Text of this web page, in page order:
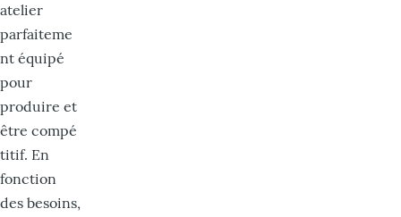
atelier
parfaiteme
nt équipé
pour
produire et
être compé
titif. En
fonction
des besoins,